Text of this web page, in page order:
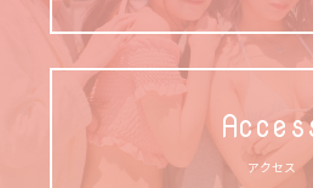
アクセス